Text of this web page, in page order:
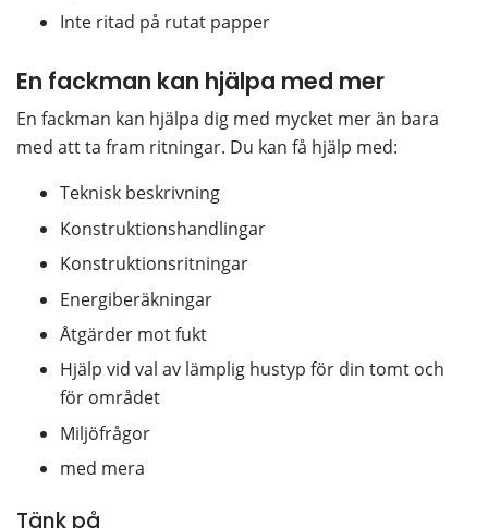
Inte ritad på rutat papper
En fackman kan hjälpa med mer
En fackman kan hjälpa dig med mycket mer än bara
med att ta fram ritningar. Du kan få hjälp med:
Teknisk beskrivning
Konstruktionshandlingar
Konstruktionsritningar
Energiberäkningar
Åtgärder mot fukt
Hjälp vid val av lämplig hustyp för din tomt och
för området
Miljöfrågor
med mera
Tänk på